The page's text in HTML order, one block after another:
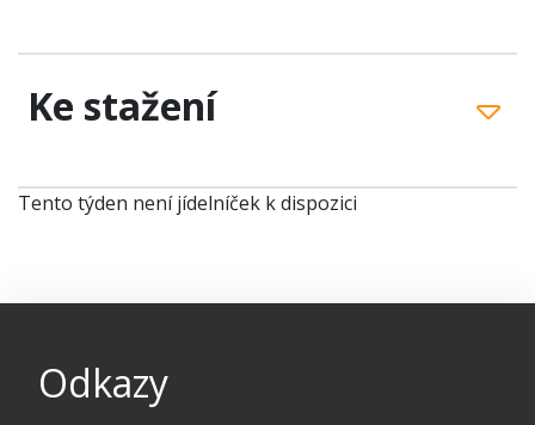
Ke stažení
Tento týden není jídelníček k dispozici
Odkazy